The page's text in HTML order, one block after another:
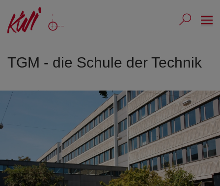
Submit
TGM - die Schule der Technik